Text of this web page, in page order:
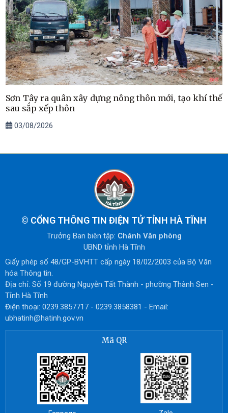
Sơn Tây ra quân xây dựng nông thôn mới, tạo khí thế
sau sắp xếp thôn
03/08/2026
© CỔNG THÔNG TIN ĐIỆN TỬ TỈNH HÀ TĨNH
Trưởng Ban biên tập: Chánh Văn phòng
UBND tỉnh Hà Tĩnh
Giấy phép số 48/GP-BVHTT cấp ngày 18/02/2003 của Bộ Văn
hóa Thông tin.
Địa chỉ: Số 19 đường Nguyễn Tất Thành - phường Thành Sen -
Tỉnh Hà Tĩnh
Điện thoại: 0239.3857717 - 0239.3858381 - Email:
ubhatinh@hatinh.gov.vn
Mã QR